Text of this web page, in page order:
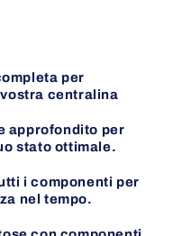
per
centralina
approfondito per
stato ottimale.
i componenti per
nel tempo.